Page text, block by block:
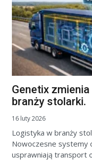
Genetix
branży stolarki.
16 luty 2026
Logistyka w branży
Nowoczesne systemy
usprawniają transport